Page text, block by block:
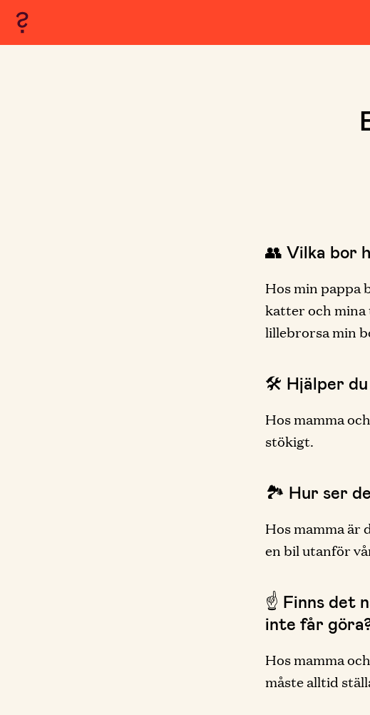
👥 Vilka bor
Hos min pappa
katter och mina
lillebrorsa min
🛠 Hjälper du
Hos mamma
stökigt.
🏞 Hur ser
Hos mamma är
en bil utanför
☝️ Finns det
inte får
Hos mamma
måste alltid